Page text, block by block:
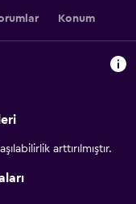
Konum
arttırılmıştır.